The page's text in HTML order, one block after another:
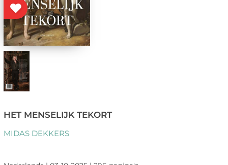
HET MENSELIJK TEKORT
MIDAS DEKKERS